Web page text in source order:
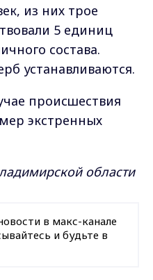
из них трое
5 единиц
состава.
устанавливаются.
происшествия
экстренных
области
в макс-канале
и будьте в